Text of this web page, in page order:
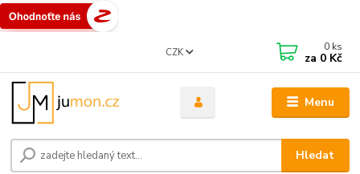
Menu
CZK
Hledat
0 ks
za 0 Kč